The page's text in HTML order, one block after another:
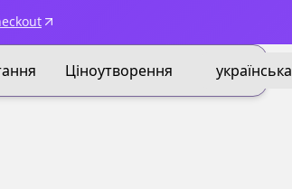
Ціноутворення українська